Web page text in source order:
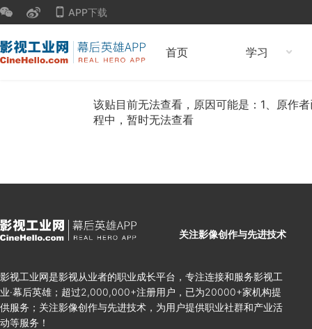
APP下载
首页 学习
该贴目前无法查看，原因可能是：1、原作
程中，暂时无法查看
关注影像创作与先进技术
影视工业网是影视从业者的职业成长平台，专注连接和服务影视工
业·幕后英雄；超过2,000,000+注册用户，已为20000+家机构提
供服务；关注影像创作与先进技术，为用户提供职业社群和产业活
动等服务！